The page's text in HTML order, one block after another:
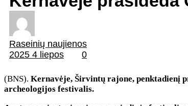
Raseinių naujienos
2025 4 liepos
0
(BNS). Kernavėje, Širvintų rajone, penktadienį
archeologijos festivalis.